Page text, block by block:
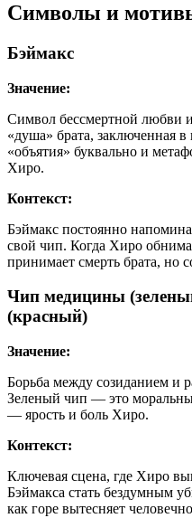
Символы и
Бэймакс
Значение:
Символ бессмертной
«душа» брата, заключенная
«объятия» буквально и
Хиро.
Контекст:
Бэймакс постоянно
свой чип. Когда Хиро
принимает смерть брата, но
Чип медицины
(красный)
Значение:
Борьба между созиданием и
Зеленый чип — это
— ярость и боль Хиро.
Контекст:
Ключевая сцена, где Хиро
Бэймакса стать бездумным
как горе вытесняет